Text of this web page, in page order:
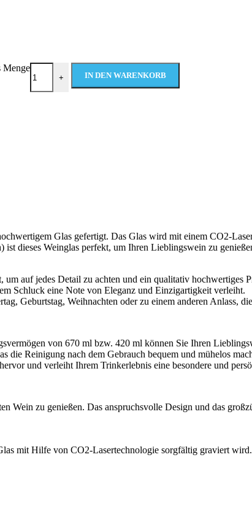
Menge
+ IN DEN WARENKORB
Glas gefertigt. Das Glas wird mit einem CO2-
dieses Weinglas perfekt, um Ihren Lieblingswein zu
auf jedes Detail zu achten und ein qualitativ hochwertiges
Schluck eine Note von Eleganz und Einzigartigkeit verleiht.
Geburtstag, Weihnachten oder zu einem anderen Anlass,
von 670 ml bzw. 420 ml können Sie Ihren
die Reinigung nach dem Gebrauch bequem und mühelos
und verleiht Ihrem Trinkerlebnis eine besondere und
Wein zu genießen. Das anspruchsvolle Design und das
mit Hilfe von CO2-Lasertechnologie sorgfältig graviert